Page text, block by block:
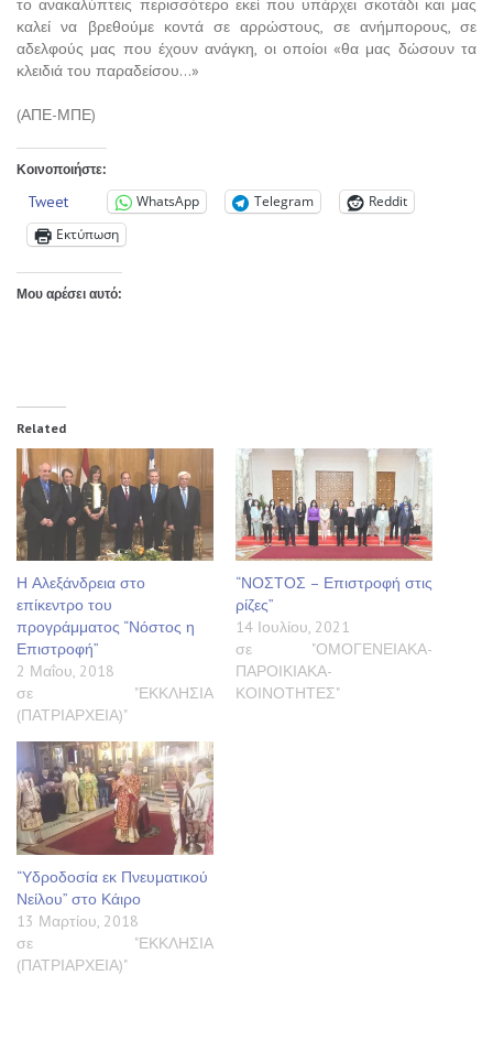
το ανακαλύπτεις περισσότερο εκεί που υπάρχει σκοτάδι και μας
καλεί να βρεθούμε κοντά σε αρρώστους, σε ανήμπορους, σε
αδελφούς μας που έχουν ανάγκη, οι οποίοι «θα μας δώσουν τα
κλειδιά του παραδείσου…»
(ΑΠΕ-ΜΠΕ)
Κοινοποιήστε:
Tweet WhatsApp Telegram
Reddit
Εκτύπωση
Μου αρέσει αυτό:
Related
Η Αλεξάνδρεια στο
επίκεντρο του
προγράμματος “Νόστος η
Επιστροφή”
2 Μαΐου, 2018
σε "ΕΚΚΛΗΣΙΑ
(ΠΑΤΡΙΑΡΧΕΙΑ)"
“ΝΟΣΤΟΣ – Επιστροφή στις
ρίζες”
14 Ιουλίου, 2021
σε "ΟΜΟΓΕΝΕΙΑΚΑ-
ΠΑΡΟΙΚΙΑΚΑ-
ΚΟΙΝΟΤΗΤΕΣ"
“Υδροδοσία εκ Πνευματικού
Νείλου” στο Κάιρο
13 Μαρτίου, 2018
σε "ΕΚΚΛΗΣΙΑ
(ΠΑΤΡΙΑΡΧΕΙΑ)"